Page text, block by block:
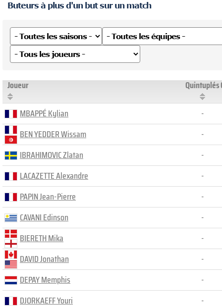
Buteurs à plus d'un but sur un match
Joueur Quintuplés
MBAPPÉ Kylian
-
BEN YEDDER Wissam
-
IBRAHIMOVIC Zlatan
-
LACAZETTE Alexandre
-
PAPIN Jean-Pierre
-
CAVANI Edinson
-
BIERETH Mika
-
DAVID Jonathan
-
DEPAY Memphis
-
DJORKAEFF Youri
-